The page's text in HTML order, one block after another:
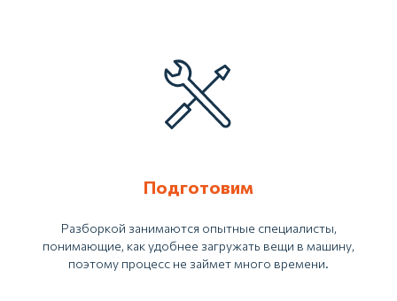
Подготовим
Разборкой занимаются опытные специалисты,
понимающие, как удобнее загружать вещи в машину,
поэтому процесс не займет много времени.